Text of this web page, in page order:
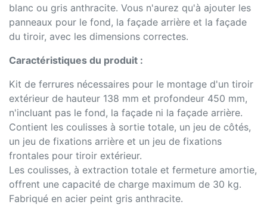
blanc ou gris anthracite. Vous n'aurez qu'à ajouter les
panneaux pour le fond, la façade arrière et la façade
du tiroir, avec les dimensions correctes.
Caractéristiques du produit :
Kit de ferrures nécessaires pour le montage d'un tiroir
extérieur de hauteur 138 mm et profondeur 450 mm,
n'incluant pas le fond, la façade ni la façade arrière.
Contient les coulisses à sortie totale, un jeu de côtés,
un jeu de fixations arrière et un jeu de fixations
frontales pour tiroir extérieur.
Les coulisses, à extraction totale et fermeture amortie,
offrent une capacité de charge maximum de 30 kg.
Fabriqué en acier peint gris anthracite.